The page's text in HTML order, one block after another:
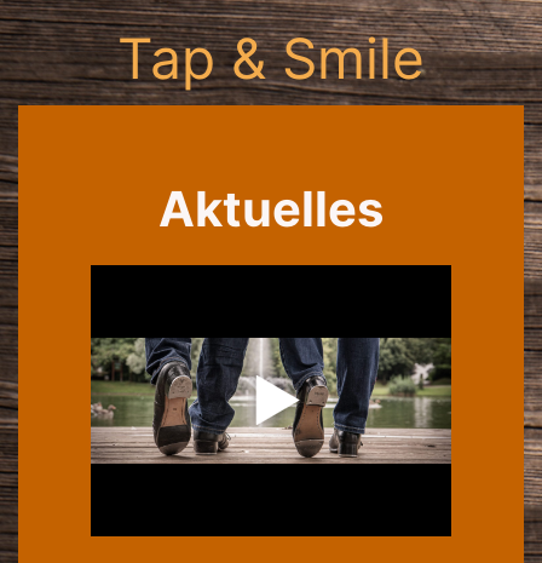
Tap & Smile
Aktuelles